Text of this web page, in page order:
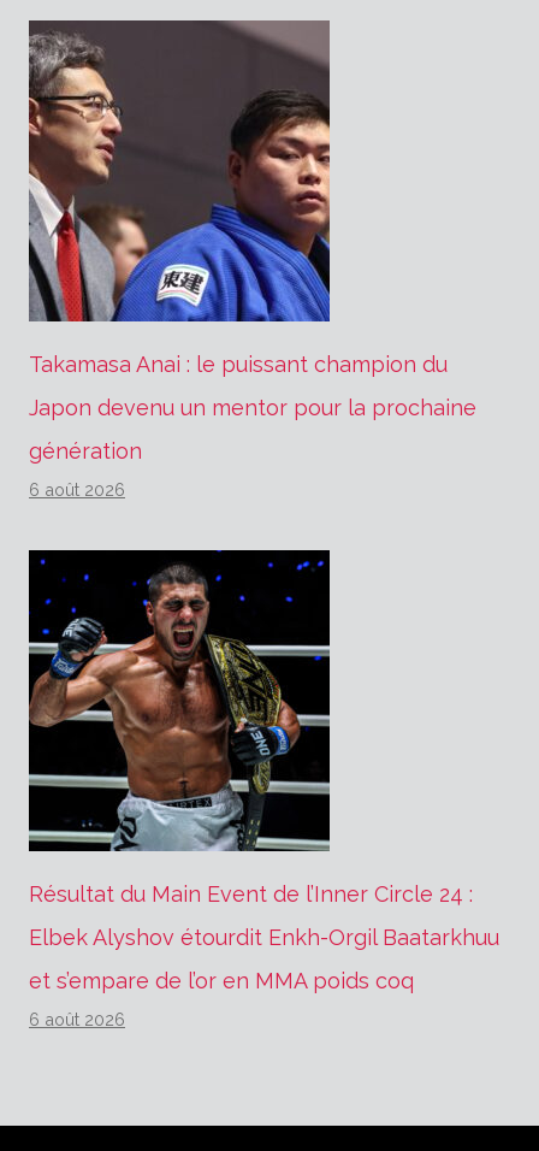
Takamasa Anai : le puissant champion du
Japon devenu un mentor pour la prochaine
génération
6 août 2026
Résultat du Main Event de l’Inner Circle 24 :
Elbek Alyshov étourdit Enkh-Orgil Baatarkhuu
et s’empare de l’or en MMA poids coq
6 août 2026